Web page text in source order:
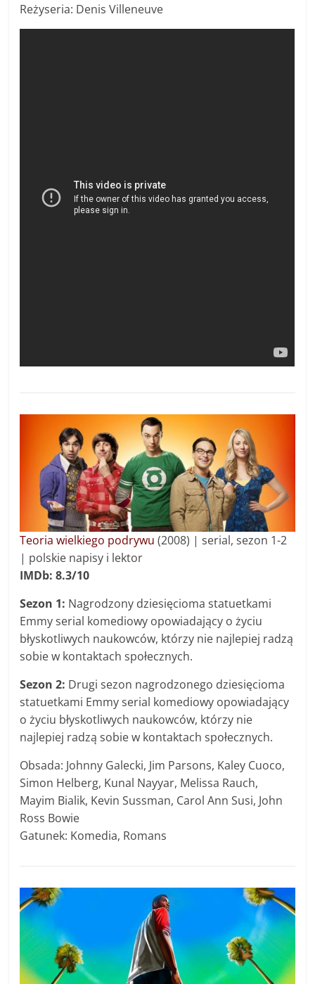
Reżyseria: Denis Villeneuve
Teoria wielkiego podrywu (2008) | serial, sezon 1-2
| polskie napisy i lektor
IMDb: 8.3/10
Sezon 1: Nagrodzony dziesięcioma statuetkami
Emmy serial komediowy opowiadający o życiu
błyskotliwych naukowców, którzy nie najlepiej radzą
sobie w kontaktach społecznych.
Sezon 2: Drugi sezon nagrodzonego dziesięcioma
statuetkami Emmy serial komediowy opowiadający
o życiu błyskotliwych naukowców, którzy nie
najlepiej radzą sobie w kontaktach społecznych.
Obsada: Johnny Galecki, Jim Parsons, Kaley Cuoco,
Simon Helberg, Kunal Nayyar, Melissa Rauch,
Mayim Bialik, Kevin Sussman, Carol Ann Susi, John
Ross Bowie
Gatunek: Komedia, Romans